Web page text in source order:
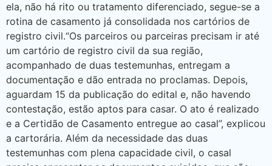
ela, não há rito ou tratamento diferenciado, segue-se a
rotina de casamento já consolidada nos cartórios de
registro civil.“Os parceiros ou parceiras precisam ir até
um cartório de registro civil da sua região,
acompanhado de duas testemunhas, entregam a
documentação e dão entrada no proclamas. Depois,
aguardam 15 da publicação do edital e, não havendo
contestação, estão aptos para casar. O ato é realizado
e a Certidão de Casamento entregue ao casal”, explicou
a cartorária. Além da necessidade das duas
testemunhas com plena capacidade civil, o casal